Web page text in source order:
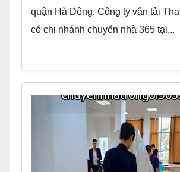
quận Hà Đông. Công ty vận tải
có chi nhánh chuyển nhà 365 tại...